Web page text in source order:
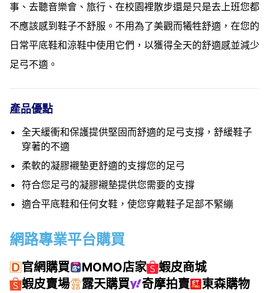
事、去聽音樂會、旅行、在校園裡散步還是只是去上班您都
不應該感到鞋子不舒服。不用為了美觀而犧牲舒適，在您的
日常平底鞋和涼鞋中使用它們，以獲得全天的舒適感並減少
足弓不適。
產品優點
全天緩衝和保護提供堅固而舒適的足弓支撐，舒緩鞋子
穿著的不適
柔軟的凝膠襯墊更舒適的支撐您的足弓
符合您足弓的凝膠襯墊提供您需要的支撐
適合平底鞋和任何女鞋，使您穿戴鞋子足部不緊繃
網路專業平台購買
官網購買 MOMO店家
蝦皮商城
蝦皮賣場
露天購買 奇摩拍賣
東森購物